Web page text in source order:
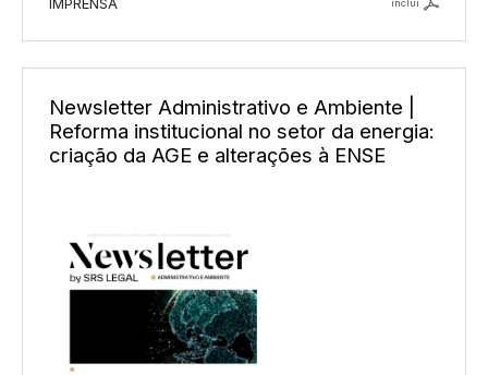
IMPRENSA inclui
Newsletter Administrativo e Ambiente |
Reforma institucional no setor da energia:
criação da AGE e alterações à ENSE